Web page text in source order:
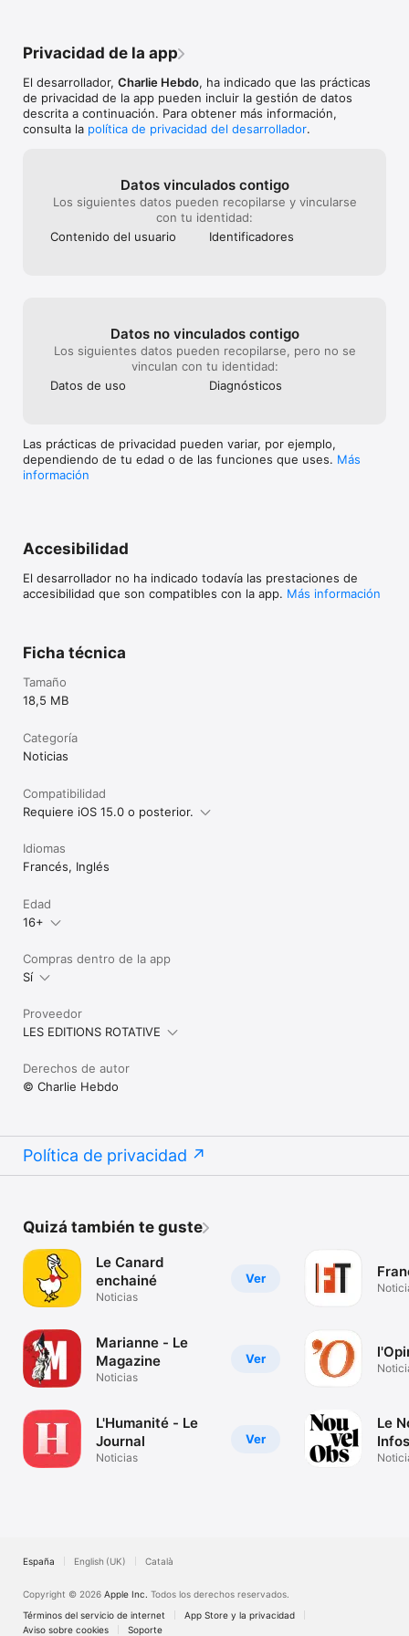
l'actualité, à la politique et à la société… Faites comme eux,
Privacidad de la app
El desarrollador, Charlie Hebdo, ha indicado que las prácticas
de privacidad de la app pueden incluir la gestión de datos
descrita a continuación. Para obtener más información,
consulta la política de privacidad del desarrollador.
Datos vinculados contigo
Los siguientes datos pueden recopilarse y vincularse
con tu identidad:
Contenido del usuario
Identificado­res
Datos no vinculados contigo
Los siguientes datos pueden recopilarse, pero no se
vinculan con tu identidad:
Datos de uso
Diagnósticos
Las prácticas de privacidad pueden variar, por ejemplo,
dependiendo de tu edad o de las funciones que uses. Más
información
Accesibilidad
El desarrollador no ha indicado todavía las prestaciones de
accesibilidad que son compatibles con la app. Más información
Ficha técnica
Tamaño
18,5 MB
Categoría
Noticias
Compatibilidad
Requiere iOS 15.0 o posterior.
Idiomas
Francés, Inglés
Edad
16+
Compras dentro de la app
Sí
Proveedor
LES EDITIONS ROTATIVE
Derechos de autor
© Charlie Hebdo
Política de privacidad
Quizá también te guste
Ver
Le Canard
enchainé
Noticias
Ver
Marianne - Le
Magazine
Noticias
Ver
L'Humanité - Le
Journal
Noticias
Le
España English (UK) Català
Copyright © 2026 Apple Inc. Todos los derechos reservados.
Términos del servicio de internet
App Store y la privacidad
Aviso sobre cookies
Soporte